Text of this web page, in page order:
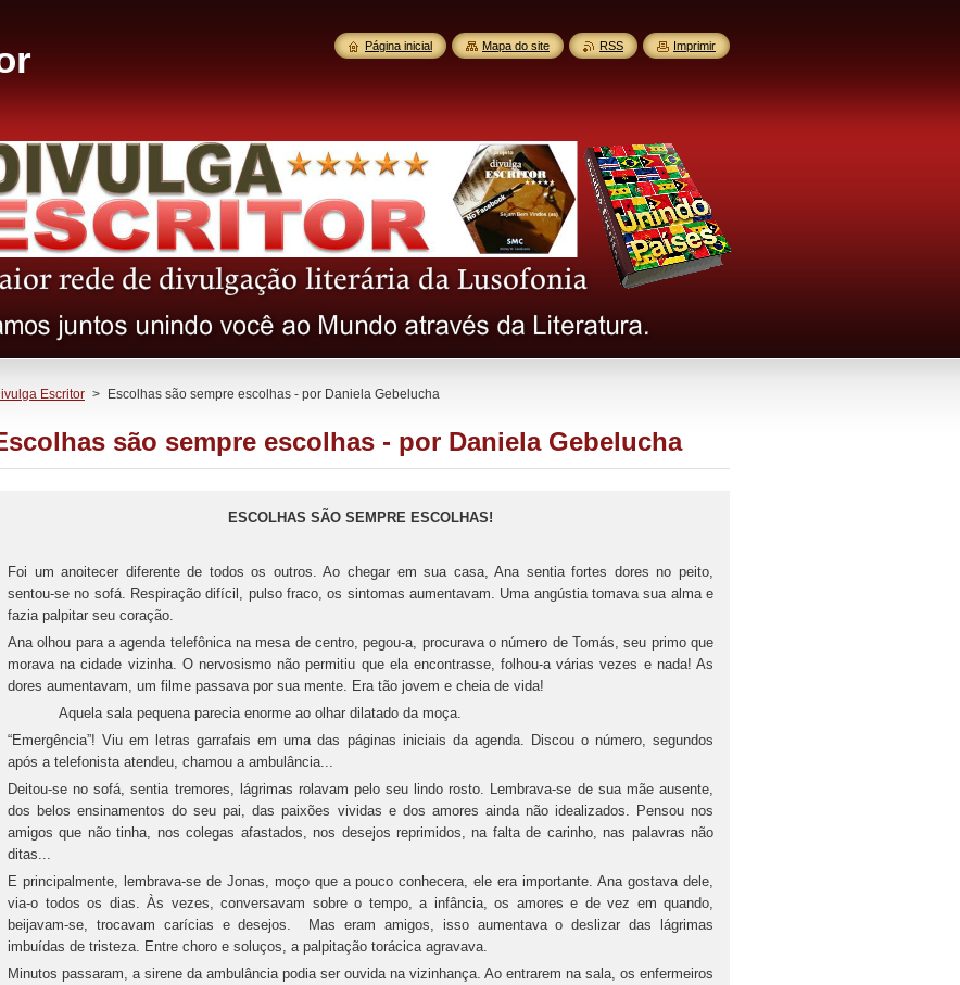
Escritor > Escolhas são sempre escolhas - por Daniela Gebelucha
são sempre escolhas - por Daniela Gebelucha
ESCOLHAS SÃO SEMPRE ESCOLHAS!
Foi um anoitecer diferente de todos os outros. Ao chegar em sua casa, Ana sentia fortes dores no peito,
sentou-se no sofá. Respiração difícil, pulso fraco, os sintomas aumentavam. Uma angústia tomava sua alma e
fazia palpitar seu coração.
Ana olhou para a agenda telefônica na mesa de centro, pegou-a, procurava o número de Tomás, seu primo que
morava na cidade vizinha. O nervosismo não permitiu que ela encontrasse, folhou-a várias vezes e nada! As
dores aumentavam, um filme passava por sua mente. Era tão jovem e cheia de vida!
Aquela sala pequena parecia enorme ao olhar dilatado da moça.
“Emergência”! Viu em letras garrafais em uma das páginas iniciais da agenda. Discou o número, segundos
após a telefonista atendeu, chamou a ambulância...
Deitou-se no sofá, sentia tremores, lágrimas rolavam pelo seu lindo rosto. Lembrava-se de sua mãe ausente,
dos belos ensinamentos do seu pai, das paixões vividas e dos amores ainda não idealizados. Pensou nos
amigos que não tinha, nos colegas afastados, nos desejos reprimidos, na falta de carinho, nas palavras não
ditas...
E principalmente, lembrava-se de Jonas, moço que a pouco conhecera, ele era importante. Ana gostava dele,
via-o todos os dias. Às vezes, conversavam sobre o tempo, a infância, os amores e de vez em quando,
beijavam-se, trocavam carícias e desejos. Mas eram amigos, isso aumentava o deslizar das lágrimas
imbuídas de tristeza. Entre choro e soluços, a palpitação torácica agravava.
Minutos passaram, a sirene da ambulância podia ser ouvida na vizinhança. Ao entrarem na sala, os enfermeiros
Página inicial Mapa do site RSS Imprimir